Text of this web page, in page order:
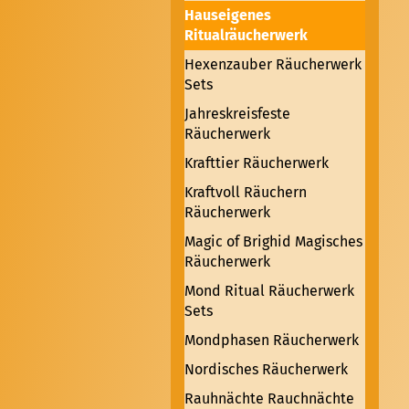
Hauseigenes
Ritualräucherwerk
Hexenzauber Räucherwerk
Sets
Jahreskreisfeste
Räucherwerk
Krafttier Räucherwerk
Kraftvoll Räuchern
Räucherwerk
Magic of Brighid Magisches
Räucherwerk
Mond Ritual Räucherwerk
Sets
Mondphasen Räucherwerk
Nordisches Räucherwerk
Rauhnächte Rauchnächte